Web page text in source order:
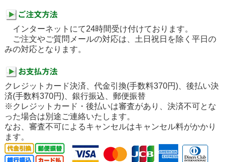
インターネットにて24時間受け付けております。
ご注文やご質問メールの対応は、土日祝日を除く平日の
みの対応となります。
クレジットカード決済、代金引換(手数料370円)、後払い決
済(手数料370円)、銀行振込、郵便振替
※クレジットカード・後払いは審査があり、決済不可とな
った場合は別途ご連絡いたします。
なお、審査不可によるキャンセルはキャンセル料がかかり
ます。